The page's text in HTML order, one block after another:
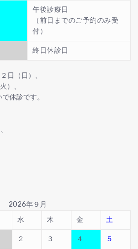
午後診療日
（前日までのご予約のみ受
付）
終日休診日
日（日）、
）、
休診です。
2026年９月
水 木 金 土
２ ３ ４ ５